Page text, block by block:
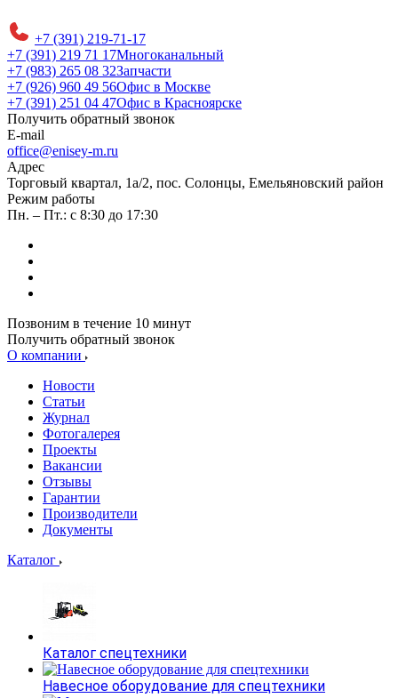
+7 (391) 219-71-17
+7 (391) 219 71 17Многоканальный
+7 (983) 265 08 32Запчасти
+7 (926) 960 49 56Офис в Москве
+7 (391) 251 04 47Офис в Красноярске
Получить обратный звонок
E-mail
office@enisey-m.ru
Адрес
​Торговый квартал, 1а/2, пос. Солонцы, Емельяновский район
Режим работы
Пн. – Пт.: с 8:30 до 17:30
Позвоним в течение 10 минут
Получить обратный звонок
О компании
Новости
Статьи
Журнал
Фотогалерея
Проекты
Вакансии
Отзывы
Гарантии
Производители
Документы
Каталог
Каталог спецтехники
Навесное оборудование для спецтехники